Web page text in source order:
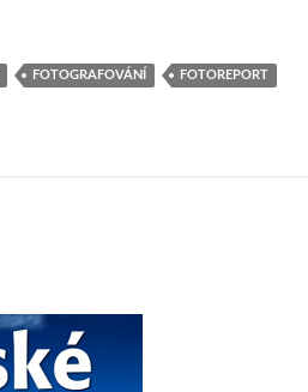
FOTOGRAFOVÁNÍ FOTOREPORT